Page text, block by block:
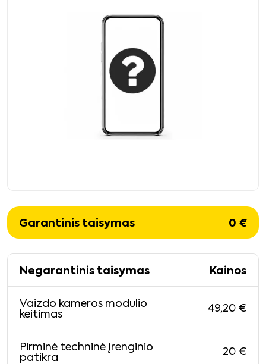
Garantinis taisymas 0 €
Negarantinis taisymas Kainos
Vaizdo kameros modulio
keitimas
49,20 €
Pirminė techninė įrenginio
patikra
20 €